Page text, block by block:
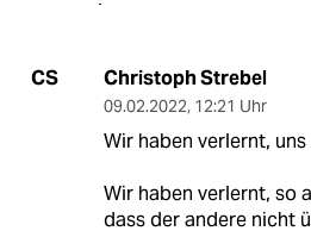
CS Christoph Strebel
09.02.2022, 12:21 Uhr
Wir haben verlernt,
Wir haben verlernt, so
dass der andere nicht